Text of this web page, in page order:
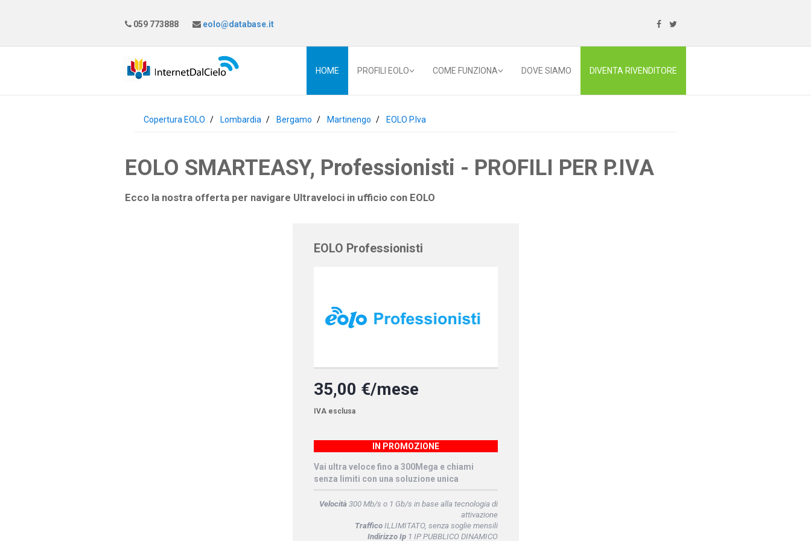
059 773888 eolo@database.it
HOME PROFILI EOLO COME FUNZIONA DOVE SIAMO DIVENTA RIVENDITORE
Copertura EOLO Lombardia Bergamo Martinengo EOLO P.Iva
EOLO SMARTEASY, Professionisti - PROFILI PER P.IVA
Ecco la nostra offerta per navigare Ultraveloci in ufficio con EOLO
EOLO Professionisti
35,00 €/mese
IVA esclusa
IN PROMOZIONE
Vai ultra veloce fino a 300Mega e chiami
senza limiti con una soluzione unica
Velocità300 Mb/s o 1 Gb/s in base alla tecnologia di
attivazione
TrafficoILLIMITATO, senza soglie mensili
Indirizzo Ip1 IP PUBBLICO DINAMICO